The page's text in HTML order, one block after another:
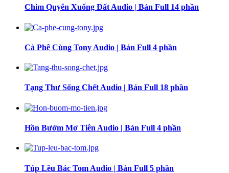
Chim Quyên Xuống Đất Audio | Bản Full 14 phần
Cà Phê Cùng Tony Audio | Bản Full 4 phần
Tạng Thư Sống Chết Audio | Bản Full 18 phần
Hồn Bướm Mơ Tiên Audio | Bản Full 4 phần
Túp Lều Bác Tom Audio | Bản Full 5 phần